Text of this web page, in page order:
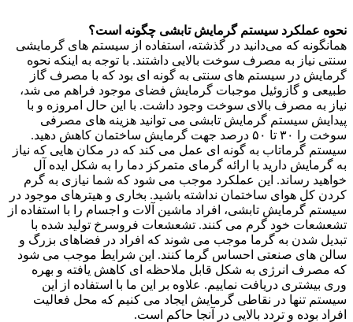
نحوه عملکرد سیستم گرمایش تابشی چگونه است؟
همانگونه که می‌دانید در گذشته، استفاده از سیستم های گرمایشی
سنتی نیاز به مصرف سوخت بالایی داشتند. با توجه به اینکه نحوه
گرمایش در سیستم های سنتی به گونه ای بود که با مصرف گاز
طبیعی و گازوئیل موجبات گرمایش فضای موجود فراهم می شد،
نیاز به مصرف بالای سوخت وجود داشت. با این حال امروزه و با
پیدایش سیستم گرمایش تابشی می توانید هزینه ‌های مصرفی
سوخت را ۳۰ تا ۵۰ درصد جهت گرمایش ساختمان کاهش دهید.
سیستم گرماتاب به گونه ‌ای عمل می ‌کند که در مکان هایی که نیاز
به گرمایش دارید با ارائه گرمای متمرکز دما را به شکل ایده‌ آل
خواهید رساند. این عملکرد موجب می شود که شما نیازی به گرم
کردن کل هوای ساختمان نداشته باشید. بخاری و هیترهای موجود در
سیستم گرمایش تابشی، افراد ماشین آلات و اجسام را با استفاده از
تشعشعات خود گرم می کنند. تشعشعات فروسرخ تولید شده با
تبدیل شدن به گرما موجب می شوند که افراد در فضاهای بزرگ و
سالن های صنعتی احساس گرما کنند. این شرایط موجب می ‌شود
که مصرف انرژی به شکل قابل ملاحظه ‌ای کاهش یافته و بهره‌
وری بیشتری دریافت نماییم. علاوه بر این ما با استفاده از این
سیستم تنها در نقاطی گرمایش ایجاد می ‌کنیم که محل فعالیت
افراد بوده و تردد بالایی در آنجا حاکم است.